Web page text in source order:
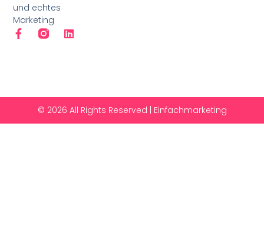
und echtes
Marketing
© 2026 All Rights Reserved | Einfachmarketing